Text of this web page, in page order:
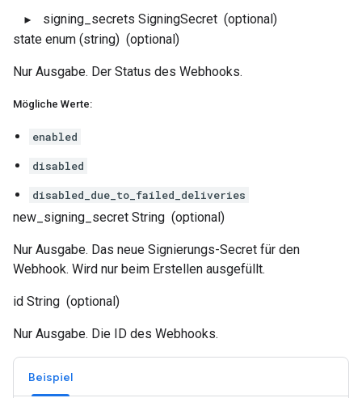
signing_secrets SigningSecret (optional)
state enum (string) (optional)
Nur Ausgabe. Der Status des Webhooks.
Mögliche Werte:
enabled
disabled
disabled_due_to_failed_deliveries
new_signing_secret String (optional)
Nur Ausgabe. Das neue Signierungs-Secret für den
Webhook. Wird nur beim Erstellen ausgefüllt.
id String (optional)
Nur Ausgabe. Die ID des Webhooks.
Beispiel